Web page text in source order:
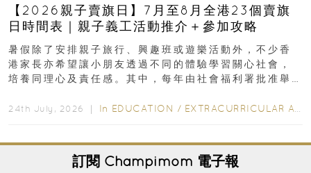
【2026親子賣旗日】7月至8月全港23個賣旗
日時間表｜親子義工活動推介＋參加攻略
暑假除了安排親子旅行、興趣班或遊樂活動外，不少香
港家長亦希望讓小朋友透過不同的體驗學習關心社會，
培養同理心及責任感。其中，每年由社會福利署批准舉
24th July, 2026 ｜ In EDUCATION / EXTRACURRICULAR ACTIVITIES
訂閱 Champimom 電子報